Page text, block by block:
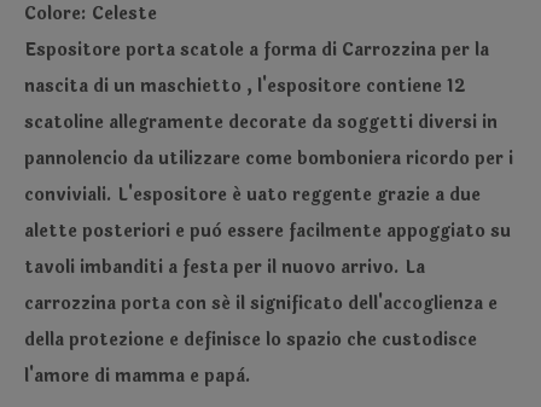
Colore: Celeste
Espositore porta scatole a forma di Carrozzina per la
nascita di un maschietto , l'espositore contiene 12
scatoline allegramente decorate da soggetti diversi in
pannolencio da utilizzare come bomboniera ricordo per i
conviviali. L'espositore é uato reggente grazie a due
alette posteriori e può essere facilmente appoggiato su
tavoli imbanditi a festa per il nuovo arrivo. La
carrozzina porta con sé il significato dell'accoglienza e
della protezione e definisce lo spazio che custodisce
l'amore di mamma e papà.